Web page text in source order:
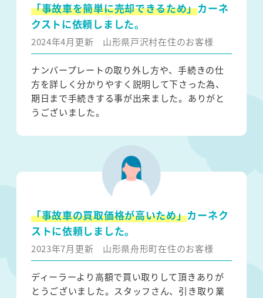
「事故車を簡単に売却できるため」カーネ
クストに依頼しました。
2024年4月更新 山形県戸沢村在住のお客様
ナンバープレートの取り外し方や、手続きの仕
方を詳しく分かりやすく説明して下さった為、
期日まで手続きする事が出来ました。ありがと
うございました。
「事故車の買取価格が高いため」カーネク
ストに依頼しました。
2023年7月更新 山形県舟形町在住のお客様
ディーラーより高額で買い取りして頂きありが
とうございました。スタッフさん、引き取り業